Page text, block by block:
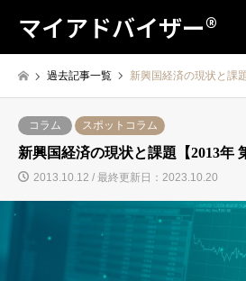
マイアドバイザー®
過去記事一覧 新興国経済の現状と課
コラム スポットコラム
新興国経済の現状と課題【2013年
2013.10.12 / 最終更新日：2023.10.20